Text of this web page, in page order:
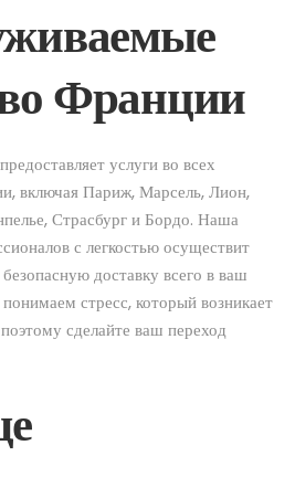
Франции
услуги во всех
включая Париж, Марсель, Лион,
Страсбург и Бордо. Наша
с легкостью осуществит
доставку всего в ваш
стресс, который возникает
сделайте ваш переход